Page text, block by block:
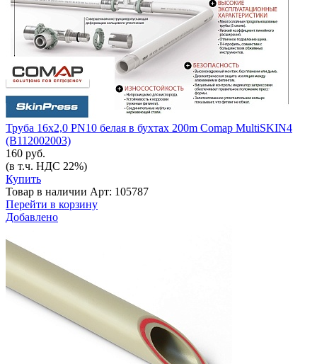
Труба 16х2,0 PN10 белая в бухтах 200m Comap MultiSKIN4
(B112002003)
160 руб.
(в т.ч. НДС 22%)
Купить
Товар в наличии Арт: 105787
Перейти в корзину
Добавлено